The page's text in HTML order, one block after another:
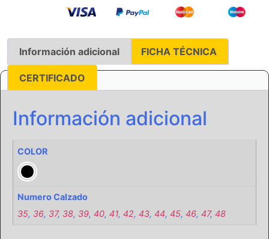
Información adicional FICHA TÉCNICA
CERTIFICADO
Información adicional
COLOR
Numero Calzado
35, 36, 37, 38, 39,40,41,42,43,44,45,46,47,48